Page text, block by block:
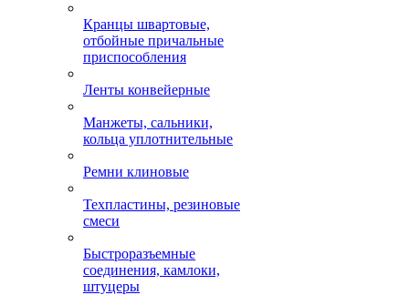
Кранцы швартовые,
отбойные причальные
приспособления
Ленты конвейерные
Манжеты, сальники,
кольца уплотнительные
Ремни клиновые
Техпластины, резиновые
смеси
Быстроразъемные
соединения, камлоки,
штуцеры